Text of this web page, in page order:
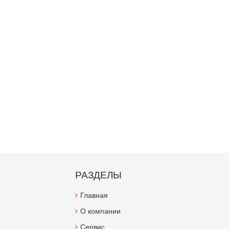
РАЗДЕЛЫ
Главная
О компании
Сервис